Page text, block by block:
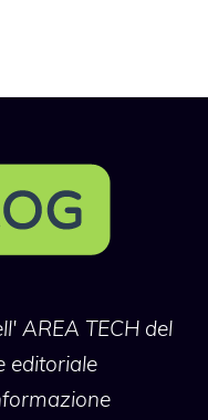
AREA TECH del
editoriale